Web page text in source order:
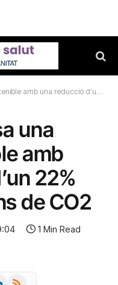
d’un 22% de les emissions de CO2
una
amb
22%
de CO2
1 Min Read
RSS